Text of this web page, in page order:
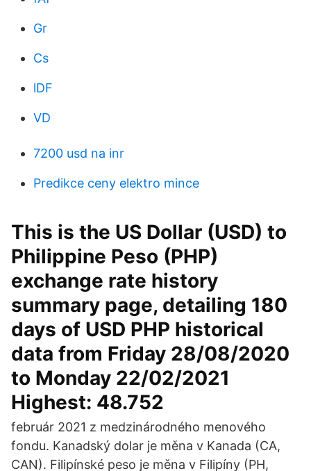
Gr
Cs
lDF
VD
7200 usd na inr
Predikce ceny elektro mince
This is the US Dollar (USD) to
Philippine Peso (PHP)
exchange rate history
summary page, detailing 180
days of USD PHP historical
data from Friday 28/08/2020
to Monday 22/02/2021
Highest: 48.752
február 2021 z medzinárodného menového
fondu. Kanadský dolar je měna v Kanada (CA,
CAN). Filipínské peso je měna v Filipíny (PH,